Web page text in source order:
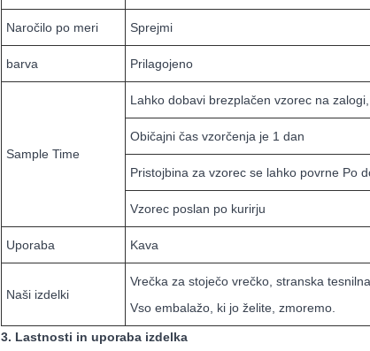
Naročilo po meri Sprejmi
barva Prilagojeno
Sample Time
Lahko dobavi brezplačen vzorec na
Običajni čas vzorčenja je 1 dan
Pristojbina za vzorec se lahko povrne Po
Vzorec poslan po kurirju
Uporaba Kava
Naši izdelki
Vrečka za stoječo vrečko, stranska
Vso embalažo, ki jo želite, zmoremo.
3. Lastnosti in uporaba izdelka